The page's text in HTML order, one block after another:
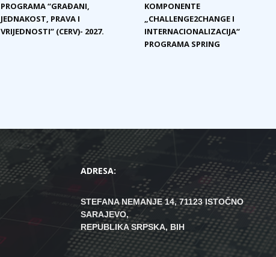
PROGRAMA “GRAĐANI,
JEDNAKOST, PRAVA I
VRIJEDNOSTI” (CERV)- 2027.
KOMPONENTE
„CHALLENGE2CHANGE I
INTERNACIONALIZACIJA“
PROGRAMA SPRING
ADRESA:
STEFANA NEMANJE 14, 71123 ISTOČNO
SARAJEVO,
REPUBLIKA SRPSKA, BIH